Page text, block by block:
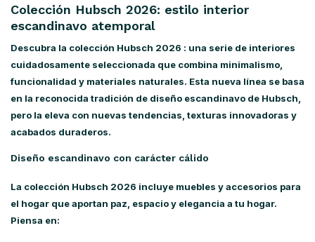
Colección Hubsch 2026: estilo interior
escandinavo atemporal
Descubra la colección Hubsch 2026 : una serie de interiores
cuidadosamente seleccionada que combina minimalismo,
funcionalidad y materiales naturales. Esta nueva línea se basa
en la reconocida tradición de diseño escandinavo de Hubsch,
pero la eleva con nuevas tendencias, texturas innovadoras y
acabados duraderos.
Diseño escandinavo con carácter cálido
La colección Hubsch 2026 incluye muebles y accesorios para
el hogar que aportan paz, espacio y elegancia a tu hogar.
Piensa en: